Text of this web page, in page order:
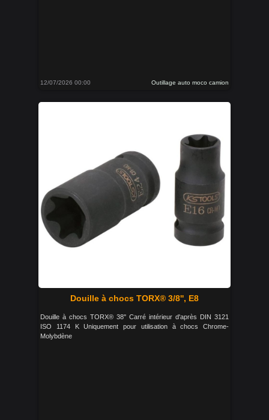
12/07/2026 00:00 Outillage auto moco camion
Douille à chocs TORX® 3/8'', E8
Douille à chocs TORX® 38'' Carré intérieur d'après DIN 3121
ISO 1174 K Uniquement pour utilisation à chocs Chrome-
Molybdène